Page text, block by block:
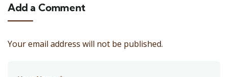
Add a Comment
Your email address will not be published.